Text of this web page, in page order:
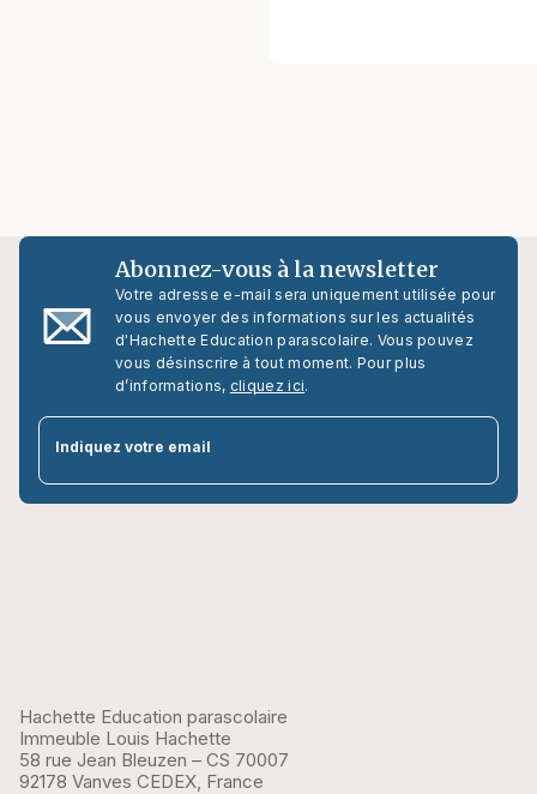
Abonnez-vous à la newsletter
Votre adresse e-mail sera uniquement utilisée pour
vous envoyer des informations sur les actualités
d'Hachette Education parascolaire. Vous pouvez
vous désinscrire à tout moment. Pour plus
d’informations, cliquez ici.
Indiquez votre email
Hachette Education parascolaire
Immeuble Louis Hachette
58 rue Jean Bleuzen – CS 70007
92178 Vanves CEDEX, France